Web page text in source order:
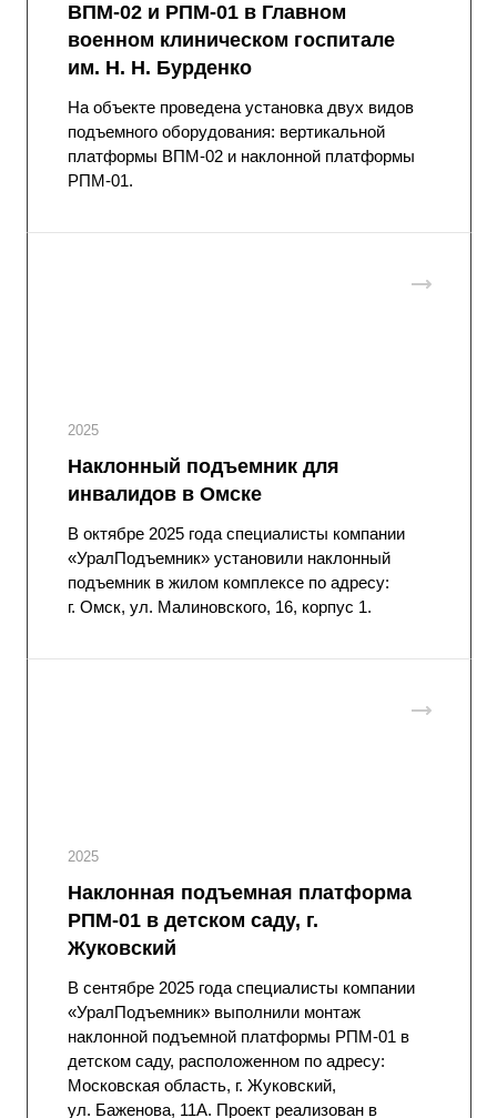
ВПМ-02 и РПМ-01 в Главном
военном клиническом госпитале
им. Н. Н. Бурденко
На объекте проведена установка двух видов
подъемного оборудования: вертикальной
платформы ВПМ-02 и наклонной платформы
РПМ-01.
2025
Наклонный подъемник для
инвалидов в Омске
В октябре 2025 года специалисты компании
«УралПодъемник» установили наклонный
подъемник в жилом комплексе по адресу:
г. Омск, ул. Малиновского, 16, корпус 1.
2025
Наклонная подъемная платформа
РПМ-01 в детском саду, г.
Жуковский
В сентябре 2025 года специалисты компании
«УралПодъемник» выполнили монтаж
наклонной подъемной платформы РПМ-01 в
детском саду, расположенном по адресу:
Московская область, г. Жуковский,
ул. Баженова, 11А. Проект реализован в